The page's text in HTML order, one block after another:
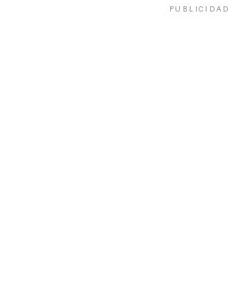
PUBLICIDAD